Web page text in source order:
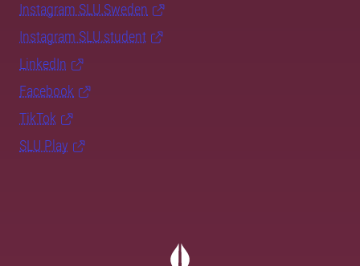
Instagram SLU.Sweden
Instagram SLU.student
LinkedIn
Facebook
TikTok
SLU Play